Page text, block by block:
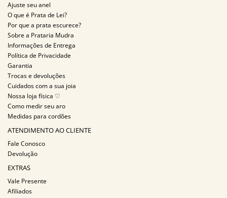
Ajuste seu anel
O que é Prata de Lei?
Por que a prata escurece?
Sobre a Prataria Mudra
Informações de Entrega
Política de Privacidade
Garantia
Trocas e devoluções
Cuidados com a sua joia
Nossa loja física ♡
Como medir seu aro
Medidas para cordões
ATENDIMENTO AO CLIENTE
Fale Conosco
Devolução
EXTRAS
Vale Presente
Afiliados